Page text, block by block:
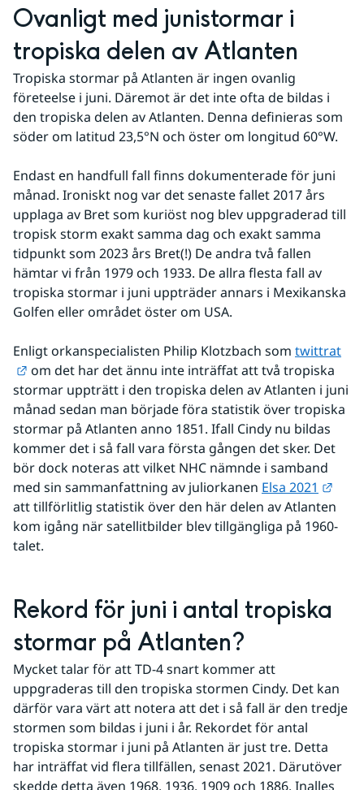
Ovanligt med junistormar i
tropiska delen av Atlanten
Tropiska stormar på Atlanten är ingen ovanlig
företeelse i juni. Däremot är det inte ofta de bildas i
den tropiska delen av Atlanten. Denna definieras som
söder om latitud 23,5°N och öster om longitud 60°W.
Endast en handfull fall finns dokumenterade för juni
månad. Ironiskt nog var det senaste fallet 2017 års
upplaga av Bret som kuriöst nog blev uppgraderad till
tropisk storm exakt samma dag och exakt samma
tidpunkt som 2023 års Bret(!) De andra två fallen
hämtar vi från 1979 och 1933. De allra flesta fall av
tropiska stormar i juni uppträder annars i Mexikanska
Golfen eller området öster om USA.
Enligt orkanspecialisten Philip Klotzbach som twittrat
Länk till annan webbplats.
om det har det ännu inte inträffat att två tropiska
stormar uppträtt i den tropiska delen av Atlanten i juni
månad sedan man började föra statistik över tropiska
stormar på Atlanten anno 1851. Ifall Cindy nu bildas
kommer det i så fall vara första gången det sker. Det
bör dock noteras att vilket NHC nämnde i samband
med sin sammanfattning av juliorkanen Elsa 2021
att tillförlitlig statistik över den här delen av Atlanten
kom igång när satellitbilder blev tillgängliga på 1960-
talet.
Rekord för juni i antal tropiska
stormar på Atlanten?
Mycket talar för att TD-4 snart kommer att
uppgraderas till den tropiska stormen Cindy. Det kan
därför vara värt att notera att det i så fall är den tredje
stormen som bildas i juni i år. Rekordet för antal
tropiska stormar i juni på Atlanten är just tre. Detta
har inträffat vid flera tillfällen, senast 2021. Därutöver
skedde detta även 1968, 1936, 1909 och 1886. Inalles